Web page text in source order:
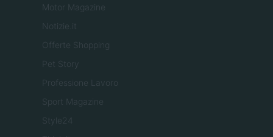
Motor Magazine
Notizie.it
Offerte Shopping
Pet Story
Professione Lavoro
Sport Magazine
Style24